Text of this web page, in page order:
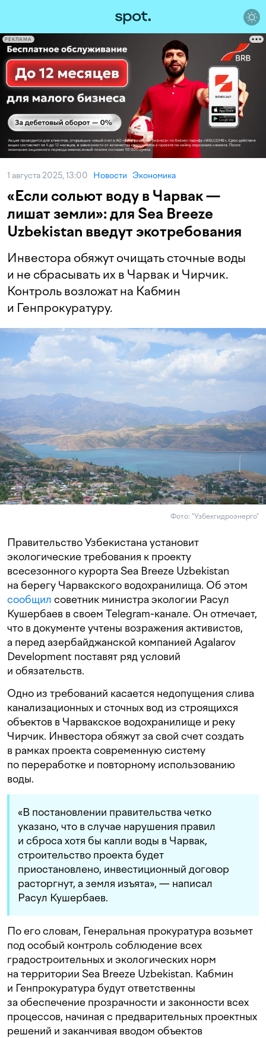
РЕКЛАМА
1 августа 2025, 13:00 Новости Экономика
«Если сольют воду в Чарвак —
лишат земли»: для Sea Breeze
Uzbekistan введут экотребования
Инвестора обяжут очищать сточные воды
и не сбрасывать их в Чарвак и Чирчик.
Контроль возложат на Кабмин
и Генпрокуратуру.
Фото: "Узбекгидроэнерго"
Правительство Узбекистана установит
экологические требования к проекту
всесезонного курорта Sea Breeze Uzbekistan
на берегу Чарвакского водохранилища. Об этом
сообщил советник министра экологии Расул
Кушербаев в своем Telegram-канале. Он отмечает,
что в документе учтены возражения активистов,
а перед азербайджанской компанией Agalarov
Development поставят ряд условий
и обязательств.
Одно из требований касается недопущения слива
канализационных и сточных вод из строящихся
объектов в Чарвакское водохранилище и реку
Чирчик. Инвестора обяжут за свой счет создать
в рамках проекта современную систему
по переработке и повторному использованию
воды.
«В постановлении правительства четко
указано, что в случае нарушения правил
и сброса хотя бы капли воды в Чарвак,
строительство проекта будет
приостановлено, инвестиционный договор
расторгнут, а земля изъята», — написал
Расул Кушербаев.
По его словам, Генеральная прокуратура возьмет
под особый контроль соблюдение всех
градостроительных и экологических норм
на территории Sea Breeze Uzbekistan. Кабмин
и Генпрокуратура будут ответственны
за обеспечение прозрачности и законности всех
процессов, начиная с предварительных проектных
решений и заканчивая вводом объектов